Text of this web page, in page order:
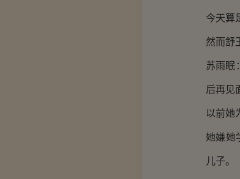
今天算
然而舒
苏雨眠
后再见
以前她
她嫌她
儿子。